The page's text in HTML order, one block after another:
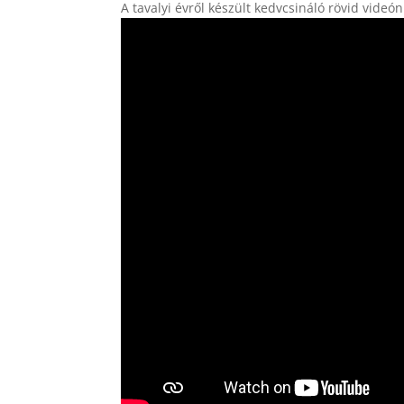
A tavalyi évről készült kedvcsináló rövid